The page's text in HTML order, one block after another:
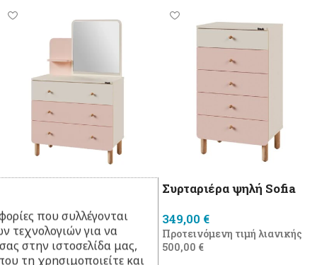
359,00€
Προτεινόμενη τιμή λιανικής
Συρταριέρα ψηλή Sofia
349,00 €
Προτεινόμενη τιμή λιανικής
500,00 €
που συλλέγονται
τεχνολογιών για να
στην ιστοσελίδα μας,
τη χρησιμοποιείτε και